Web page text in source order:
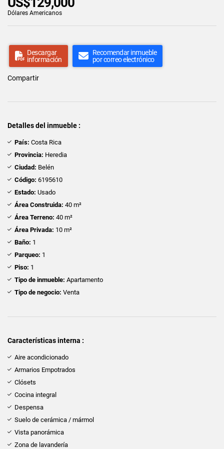
Dólares Americanos
Descargar
información
Recomendar inmueble
por correo electrónico
Compartir
Detalles del inmueble :
País: Costa Rica
Provincia: Heredia
Ciudad: Belén
Código: 6195610
Estado: Usado
Área Construida: 40 m²
Área Terreno: 40 m²
Área Privada: 10 m²
Baño: 1
Parqueo: 1
Piso: 1
Tipo de inmueble: Apartamento
Tipo de negocio: Venta
Características interna :
Aire acondicionado
Armarios Empotrados
Clósets
Cocina integral
Despensa
Suelo de cerámica / mármol
Vista panorámica
Zona de lavandería